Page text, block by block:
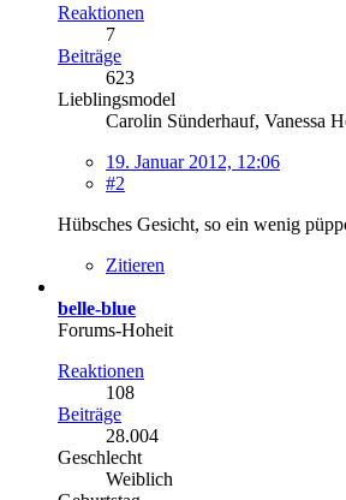
Reaktionen
7
Beiträge
623
Lieblingsmodel
Carolin Sünderhauf, Vanessa
19. Januar 2012, 12:06
#2
Hübsches Gesicht, so ein wenig
Zitieren
belle-blue
Forums-Hoheit
Reaktionen
108
Beiträge
28.004
Geschlecht
Weiblich